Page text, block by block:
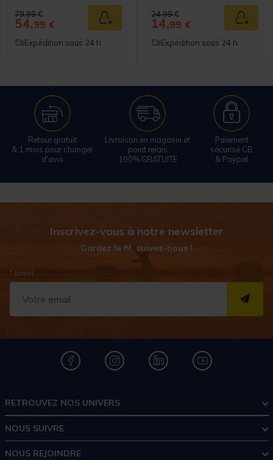
panier
Price reduced from
79,99 €to
54,99 € Ajouter au panier
Expédition sous 24 h
Price reduced from
24,99 €to
14,99 €
Expédition sous 24 h
Retour gratuit
& 1 mois pour changer
d'avis
Livraison en magasin et
point relais
100% GRATUITE
Paiement
sécurisé CB
& Paypal
Inscrivez-vous à notre newsletter
Gardez le fil, suivez-nous !
* Email
RETROUVEZ NOS UNIVERS
NOUS SUIVRE
NOUS REJOINDRE